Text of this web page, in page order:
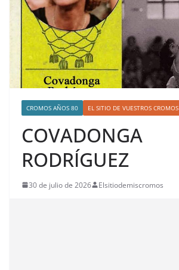
CROMOS AÑOS 80 EL SITIO DE VUESTROS CROMOS
COVADONGA
RODRÍGUEZ
30 de julio de 2026 Elsitiodemiscromos